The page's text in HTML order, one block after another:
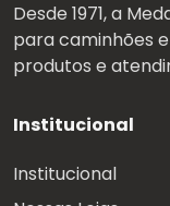
Desde 1971, a
para caminhões
produtos e
Institucional
Institucional